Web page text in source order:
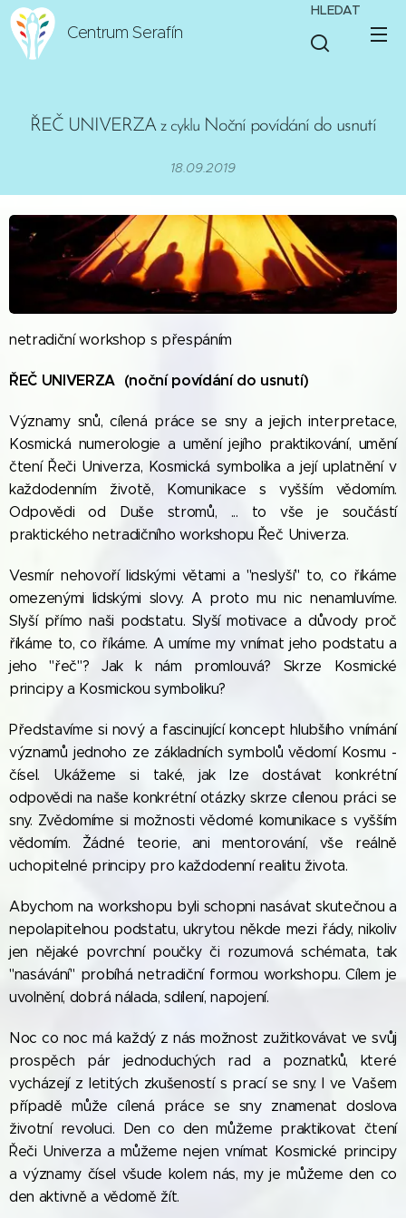
Centrum Serafín
HLEDAT
ŘEČ UNIVERZA z cykluNoční povídání do usnutí
18.09.2019
netradiční workshop s přespáním
ŘEČ UNIVERZA (noční povídání do usnutí)
Významy snů, cílená práce se sny a jejich interpretace,
Kosmická numerologie a umění jejího praktikování, umění
čtení Řeči Univerza, Kosmická symbolika a její uplatnění v
každodenním životě, Komunikace s vyšším vědomím.
Odpovědi od Duše stromů, ... to vše je součástí
praktického netradičního workshopu Řeč Univerza.
Vesmír nehovoří lidskými větami a "neslyší" to, co říkáme
omezenými lidskými slovy. A proto mu nic nenamluvíme.
Slyší přímo naši podstatu. Slyší motivace a důvody proč
říkáme to, co říkáme. A umíme my vnímat jeho podstatu a
jeho "řeč"? Jak k nám promlouvá? Skrze Kosmické
principy a Kosmickou symboliku?
Představíme si nový a fascinující koncept hlubšího vnímání
významů jednoho ze základních symbolů vědomí Kosmu -
čísel. Ukážeme si také, jak lze dostávat konkrétní
odpovědi na naše konkrétní otázky skrze cílenou práci se
sny. Zvědomíme si možnosti vědomé komunikace s vyšším
vědomím. Žádné teorie, ani mentorování, vše reálně
uchopitelné principy pro každodenní realitu života.
Abychom na workshopu byli schopni nasávat skutečnou a
nepolapitelnou podstatu, ukrytou někde mezi řády, nikoliv
jen nějaké povrchní poučky či rozumová schémata, tak
"nasávání" probíhá netradiční formou workshopu. Cílem je
uvolnění, dobrá nálada, sdílení, napojení.
Noc co noc má každý z nás možnost zužitkovávat ve svůj
prospěch pár jednoduchých rad a poznatků, které
vycházejí z letitých zkušeností s prací se sny. I ve Vašem
případě může cílená práce se sny znamenat doslova
životní revoluci. Den co den můžeme praktikovat čtení
Řeči Univerza a můžeme nejen vnímat Kosmické principy
a významy čísel všude kolem nás, my je můžeme den co
den aktivně a vědomě žít.